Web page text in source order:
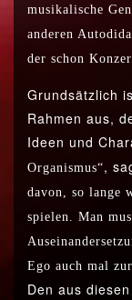
musikalische
anderen
der schon
Grundsätzlich
Rahmen aus,
Ideen und
Organismus“,
davon, so lange
spielen. Man
Ego auch mal
Den aus